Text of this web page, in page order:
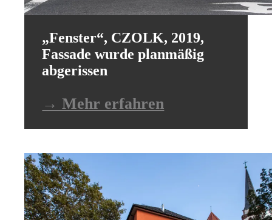
„Fenster“, CZOLK, 2019,
Fassade wurde planmäßig
abgerissen
→ Mehr erfahren